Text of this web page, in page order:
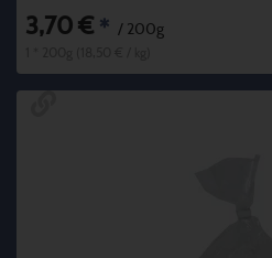
3,70 € * / 200g